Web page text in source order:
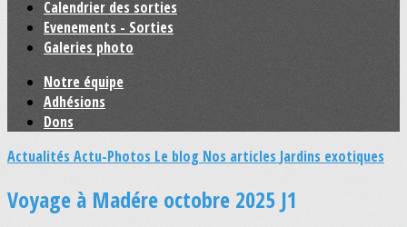
Calendrier des sorties
Evenements - Sorties
Galeries photo
Notre équipe
Adhésions
Dons
Actualités Actu-Photos Le blog Nos articles Jardins exotiques
Voyage à Madére octobre 2025 J1